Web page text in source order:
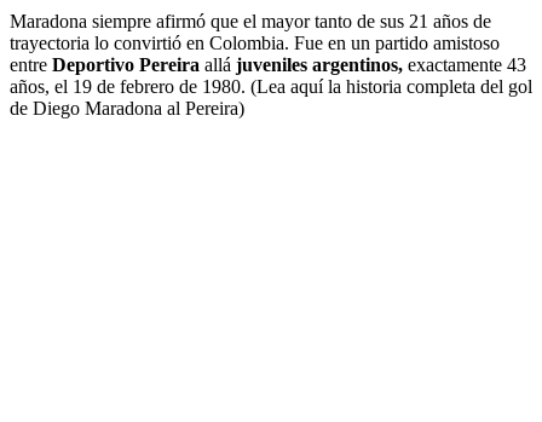
Maradona siempre afirmó que el mayor tanto de sus 21 años de
trayectoria lo convirtió en Colombia. Fue en un partido amistoso
entre Deportivo Pereira allá juveniles argentinos, exactamente 43
años, el 19 de febrero de 1980. (Lea aquí la historia completa del gol
de Diego Maradona al Pereira)